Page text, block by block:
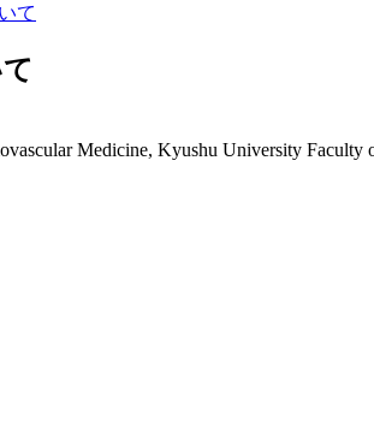
て
Medicine, Kyushu University Faculty